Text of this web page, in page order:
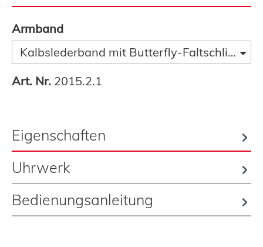
Armband
Kalbslederband mit Butterfly-Faltschließe
Art. Nr. 2015.2.1
Eigenschaften
Uhrwerk
Bedienungsanleitung